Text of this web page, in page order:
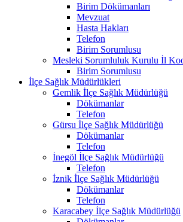
Birim Dökümanları
Mevzuat
Hasta Hakları
Telefon
Birim Sorumlusu
Mesleki Sorumluluk Kurulu İl
Birim Sorumlusu
İlçe Sağlık Müdürlükleri
Gemlik İlçe Sağlık Müdürlüğü
Dökümanlar
Telefon
Gürsu İlçe Sağlık Müdürlüğü
Dökümanlar
Telefon
İnegöl İlçe Sağlık Müdürlüğü
Telefon
İznik İlçe Sağlık Müdürlüğü
Dökümanlar
Telefon
Karacabey İlçe Sağlık Müdürlüğü